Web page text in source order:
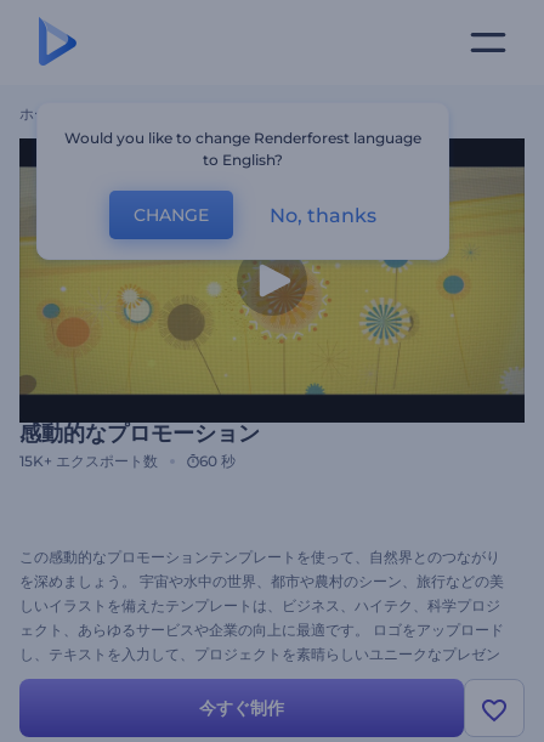
ホーム
感動的なプロモーション
15K+ エクスポート数 60 秒
この感動的なプロモーションテンプレートを使って、自然界とのつながり
を深めましょう。 宇宙や水中の世界、都市や農村のシーン、旅行などの美
しいイラストを備えたテンプレートは、ビジネス、ハイテク、科学プロジ
ェクト、あらゆるサービスや企業の向上に最適です。 ロゴをアップロード
し、テキストを入力して、プロジェクトを素晴らしいユニークなプレゼン
テーションに変えるだけです。
今すぐ制作
Would you like to change Renderforest language
to English?
CHANGE No, thanks